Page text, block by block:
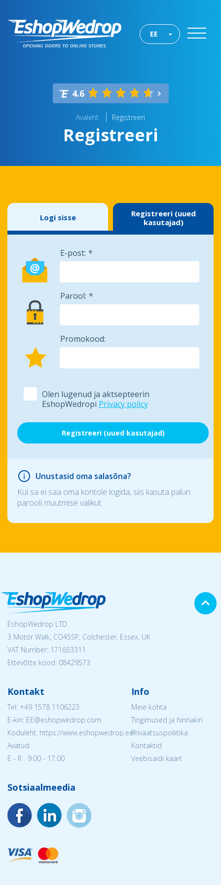
EE
4.6
Avaleht Registreeri
Registreeri
Logi sisse
Registreeri (uued
kasutajad)
E-post:
Parool:
Promokood:
Olen lugenud ja aktsepteerin
EshopWedropi Privacy policy
Unustasid oma salasõna?
Kui sa ei saa oma kontole logida, siis kasuta palun
parooli muutmise valikut.
EshopWedrop LTD
3 Motor Walk, CO45SP, Colchester, Essex, UK
VAT Number: 171653311
Ettevõtte kood: 08429573
Kontakt
Tel: +49 1578 1106223
E-kiri: EE@eshopwedrop.com
Koduleht: https://www.eshopwedrop.ee/
Avatud:
E - R 9:00 - 17:00
Info
Meie kohta
Tingimused ja hinnakiri
Privaatsuspoliitika
Kontaktid
Veebisaidi kaart
Sotsiaalmeedia